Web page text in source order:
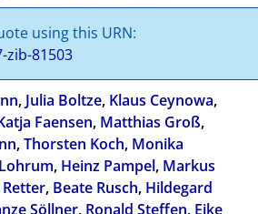
using this URN:
zib-81503
, Julia Boltze, Klaus Ceynowa,
Faensen, Matthias Groß,
,Thorsten Koch, Monika
, Heinz Pampel, Markus
Retter, Beate Rusch, Hildegard
Söllner, Ronald Steffen, Eike